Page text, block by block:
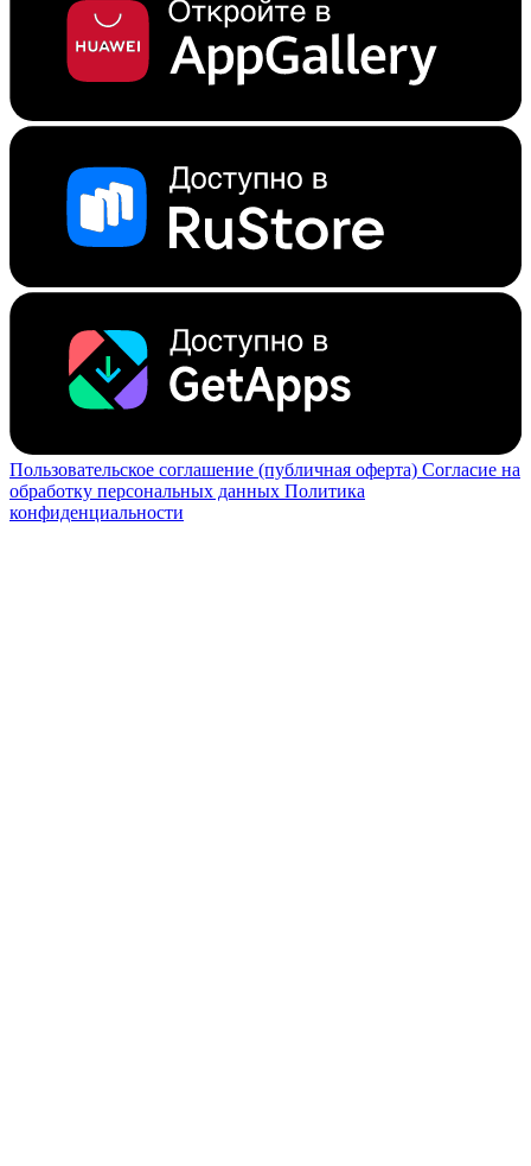
Пользовательское соглашение (публичная оферта) Согласие на
обработку персональных данных Политика
конфиденциальности